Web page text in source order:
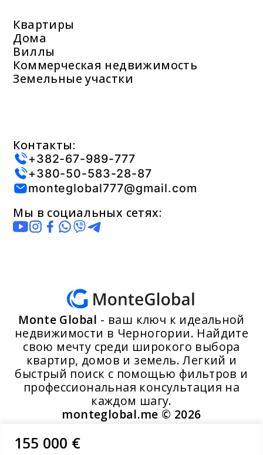
155 000 €
Квартиры
Дома
Виллы
Коммерческая недвижимость
Земельные участки
Контакты:
+382-67-989-777
+380-50-583-28-87
monteglobal777@gmail.com
Мы в социальных сетях:
Monte Global - ваш ключ к идеальной
недвижимости в Черногории. Найдите
свою мечту среди широкого выбора
квартир, домов и земель. Легкий и
быстрый поиск с помощью фильтров и
профессиональная консультация на
каждом шагу.
monteglobal.me © 2026